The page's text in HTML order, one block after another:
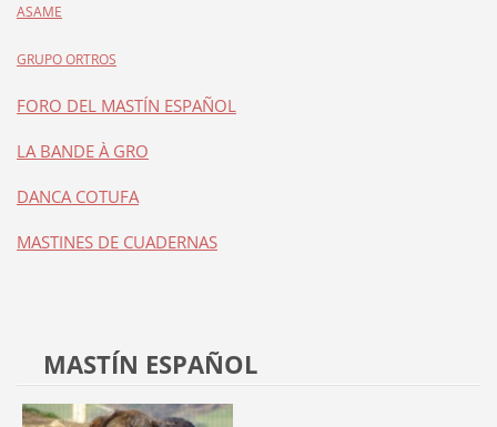
ASAME
GRUPO ORTROS
FORO DEL MASTÍN ESPAÑOL
LA BANDE À GRO
DANCA COTUFA
MASTINES DE CUADERNAS
MASTÍN ESPAÑOL